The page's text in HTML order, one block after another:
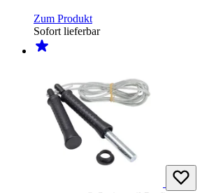
Zum Produkt
Sofort lieferbar